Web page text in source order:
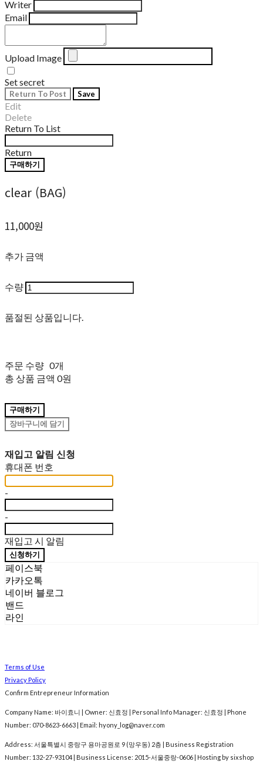
Writer
Email
Upload Image
Set secret
Return To Post Save
Edit
Delete
Return To List
Return
구매하기
clear (BAG)
11,000원
추가 금액
수량
품절된 상품입니다.
주문 수량 0개
총 상품 금액 0원
구매하기
장바구니에 담기
재입고 알림 신청
휴대폰 번호
-
-
재입고 시 알림
신청하기
페이스북
카카오톡
네이버 블로그
밴드
라인
Terms of Use
Privacy Policy
Confirm Entrepreneur Information
Company Name: 바이효니 | Owner: 신효정 | Personal Info Manager: 신효정 | Phone
Number: 070-8623-6663 | Email: hyony_log@naver.com
Address: 서울특별시 중랑구 용마공원로 9 (망우동) 2층 | Business Registration
Number: 132-27-93104 | Business License: 2015-서울중랑-0606 | Hosting by sixshop